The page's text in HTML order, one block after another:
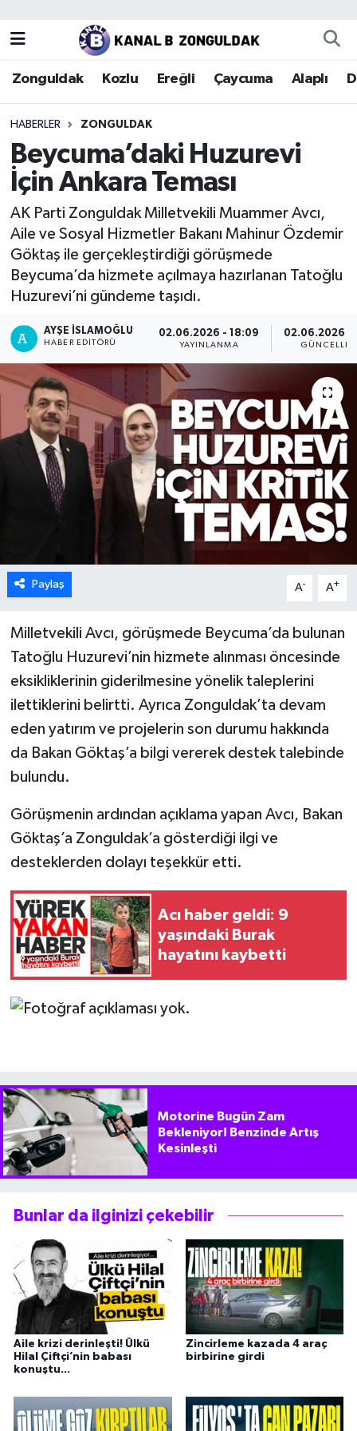
Zonguldak Kozlu Ereğli Çaycuma Alaplı
HABERLER ZONGULDAK
Beycuma’daki Huzurevi
İçin Ankara Teması
AK Parti Zonguldak Milletvekili Muammer Avcı,
Aile ve Sosyal Hizmetler Bakanı Mahinur Özdemir
Göktaş ile gerçekleştirdiği görüşmede
Beycuma’da hizmete açılmaya hazırlanan Tatoğlu
Huzurevi’ni gündeme taşıdı.
AYŞE İSLAMOĞLU
HABER EDITÖRÜ
02.06.2026 - 18:09
YAYINLANMA
02.06.2026 -
Paylaş A- A+
Milletvekili Avcı, görüşmede Beycuma’da bulunan
Tatoğlu Huzurevi’nin hizmete alınması öncesinde
eksikliklerinin giderilmesine yönelik taleplerini
ilettiklerini belirtti. Ayrıca Zonguldak’ta devam
eden yatırım ve projelerin son durumu hakkında
da Bakan Göktaş’a bilgi vererek destek talebinde
bulundu.
Görüşmenin ardından açıklama yapan Avcı, Bakan
Göktaş’a Zonguldak’a gösterdiği ilgi ve
desteklerden dolayı teşekkür etti.
Acı haber geldi: 9
yaşındaki Burak
hayatını kaybetti
Motorine Bugün Zam
Bekleniyor! Benzinde Artış
Kesinleşti
Bunlar da ilginizi çekebilir
Aile krizi derinleşti! Ülkü
Hilal Çiftçi’nin babası
konuştu...
Zincirleme kazada 4 araç
birbirine girdi
Zonguldak
Kozlu
Çaycuma
Devrek
Gökçebey
Bartın
Karabük
Spor
Ulusal
Zonguldak Nöbetçi Eczaneler
Zonguldak Hava Durumu
Zonguldak Trafik Yoğunluk Haritası
Puan Durumu ve Fikstür
Tüm Manşetler
Son Dakika Haberleri
Haber Arşivi